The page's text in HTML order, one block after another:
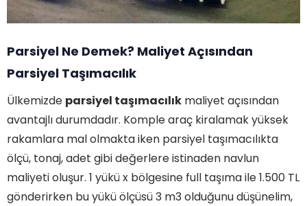
Parsiyel Ne Demek? Maliyet Açısından
Parsiyel Taşımacılık
Ülkemizde parsiyel taşımacılık maliyet açısından
avantajlı durumdadır. Komple araç kiralamak yüksek
rakamlara mal olmakta iken parsiyel taşımacılıkta
ölçü, tonaj, adet gibi değerlere istinaden navlun
maliyeti oluşur. 1 yükü x bölgesine full taşıma ile 1.500 TL
gönderirken bu yükü ölçüsü 3 m3 olduğunu düşünelim,